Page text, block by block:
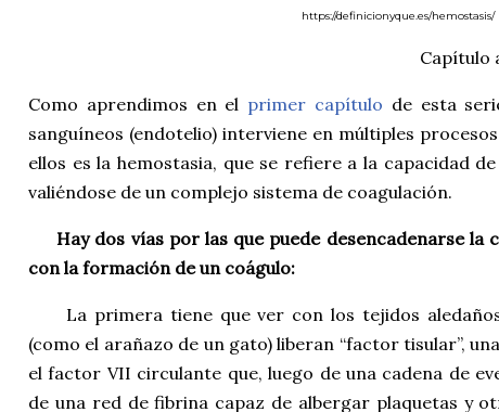
https://definicionyque.es/hemostasis/
Capítulo
Como aprendimos en el primer capítulo de esta
sanguíneos (endotelio) interviene en múltiples
ellos es la hemostasia, que se refiere a la capacidad
valiéndose de un complejo sistema de coagulación.
Hay dos vías por las que puede desencadenarse la
con la formación de un coágulo:
La primera tiene que ver con los tejidos
(como el arañazo de un gato) liberan “factor tisular”,
el factor VII circulante que, luego de una cadena de
de una red de fibrina capaz de albergar plaquetas y